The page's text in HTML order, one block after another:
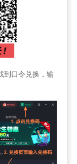
到口令兑换，输